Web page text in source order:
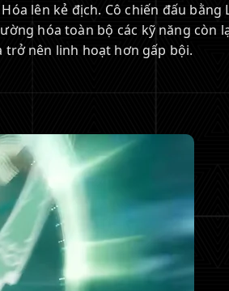
lên kẻ địch. Cô chiến đấu bằng
hóa toàn bộ các kỹ năng còn
nên linh hoạt hơn gấp bội.